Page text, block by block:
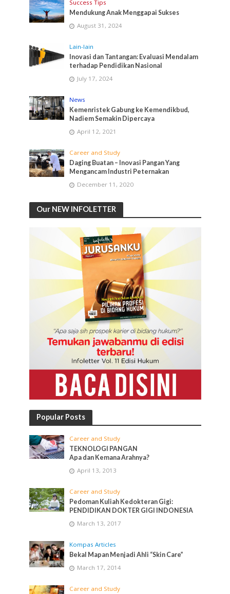
Success Tips
Mendukung Anak Menggapai Sukses
August 31, 2024
Lain-lain
Inovasi dan Tantangan: Evaluasi Mendalam
terhadap Pendidikan Nasional
July 17, 2024
News
Kemenristek Gabung ke Kemendikbud,
Nadiem Semakin Dipercaya
April 12, 2021
Career and Study
Daging Buatan – Inovasi Pangan Yang
Mengancam Industri Peternakan
December 11, 2020
Our NEW INFOLETTER
Popular Posts
Career and Study
TEKNOLOGI PANGAN
Apa dan Kemana Arahnya?
April 13, 2013
Career and Study
Pedoman Kuliah Kedokteran Gigi:
PENDIDIKAN DOKTER GIGI INDONESIA
March 13, 2017
Kompas Articles
Bekal Mapan Menjadi Ahli “Skin Care”
March 17, 2014
Career and Study